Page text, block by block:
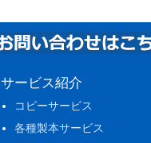
サービス紹介
コピーサービス
各種製本サービス